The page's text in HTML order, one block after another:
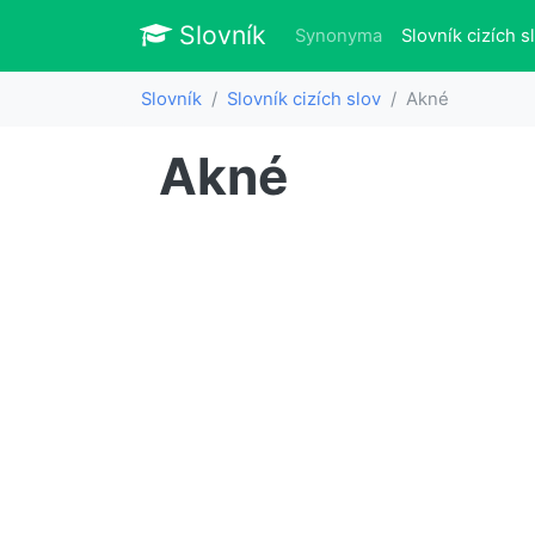
Slovník Slovník
Synonyma Slovník cizích
Slovník Slovník cizích slov Akné
Akné